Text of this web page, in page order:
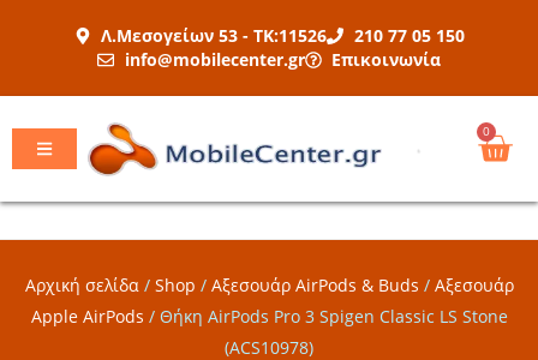
Λ.Μεσογείων 53 - ΤΚ:11526
210 77 05 150
info@mobilecenter.gr
Επικοινωνία
0
Αρχική σελίδα / Shop / Αξεσουάρ AirPods & Buds / Αξεσουάρ
Apple AirPods / Θήκη AirPods Pro 3 Spigen Classic LS Stone
(ACS10978)